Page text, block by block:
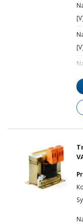
Napięcie pierwotne 6 [V]
Napięcie pierwotne 8
Napięcie pierwotne 9 [V]
Napięcie pierwotne 10
[V]
[V]